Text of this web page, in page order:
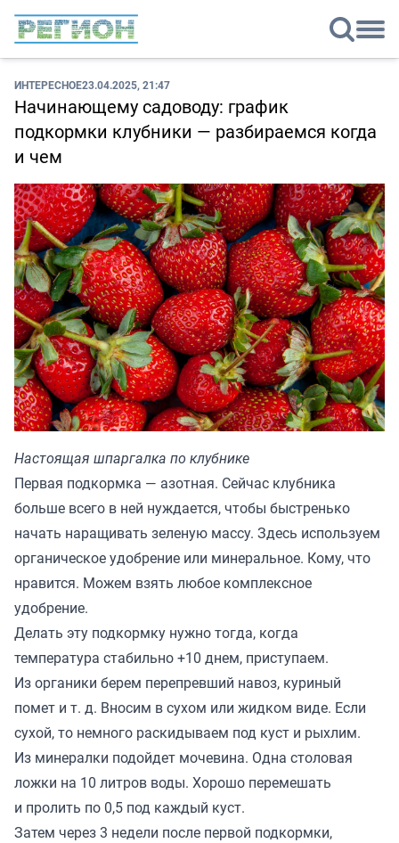
ИНТЕРЕСНОЕ23.04.2025, 21:47
Начинающему садоводу: график
подкормки клубники — разбираемся когда
и чем
Настоящая шпаргалка по клубнике
Первая подкормка — азотная. Сейчас клубника
больше всего в ней нуждается, чтобы быстренько
начать наращивать зеленую массу. Здесь используем
органическое удобрение или минеральное. Кому, что
нравится. Можем взять любое комплексное
удобрение.
Делать эту подкормку нужно тогда, когда
температура стабильно +10 днем, приступаем.
Из органики берем перепревший навоз, куриный
помет и т. д. Вносим в сухом или жидком виде. Если
сухой, то немного раскидываем под куст и рыхлим.
Из минералки подойдет мочевина. Одна столовая
ложки на 10 литров воды. Хорошо перемешать
и пролить по 0,5 под каждый куст.
Затем через 3 недели после первой подкормки,